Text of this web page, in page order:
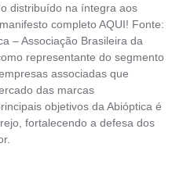
distribuído na íntegra aos
completo AQUI! Fonte:
– Associação Brasileira da
representante do segmento
associadas que
das marcas
objetivos da Abióptica é
fortalecendo a defesa dos